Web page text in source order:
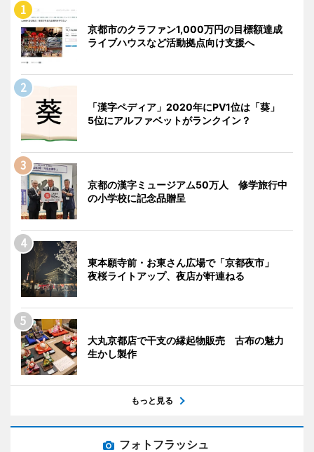
京都市のクラファン1,000万円の目標額達成
ライブハウスなど活動拠点向け支援へ
「漢字ペディア」2020年にPV1位は「葵」
5位にアルファベットがランクイン？
京都の漢字ミュージアム50万人 修学旅行中
の小学校に記念品贈呈
東本願寺前・お東さん広場で「京都夜市」
夜桜ライトアップ、夜店が軒連ねる
大丸京都店で干支の縁起物販売 古布の魅力
生かし製作
もっと見る
フォトフラッシュ